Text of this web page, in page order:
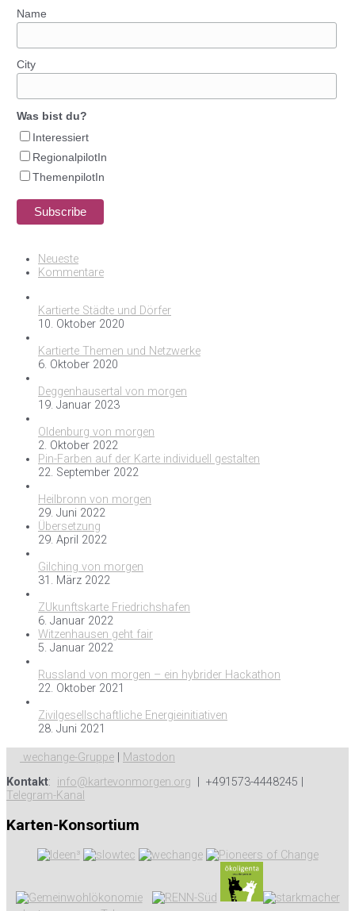
Name
City
Was bist du?
Interessiert
RegionalpilotIn
ThemenpilotIn
Neueste
Kommentare
Kartierte Städte und Dörfer
10. Oktober 2020
Kartierte Themen und Netzwerke
6. Oktober 2020
Deggenhausertal von morgen
19. Januar 2023
Oldenburg von morgen
2. Oktober 2022
Pin-Farben auf der Karte individuell gestalten
22. September 2022
Heilbronn von morgen
29. Juni 2022
Übersetzung
29. April 2022
Gilching von morgen
31. März 2022
ZUkunftskarte Friedrichshafen
6. Januar 2022
Witzenhausen geht fair
5. Januar 2022
Russland von morgen – ein hybrider Hackathon
22. Oktober 2021
Zivilgesellschaftliche Energieinitiativen
28. Juni 2021
wechange-Gruppe
Mastodon
Kontakt: info@kartevonmorgen.org | +491573-4448245 |
Telegram-Kanal
Karten-Konsortium